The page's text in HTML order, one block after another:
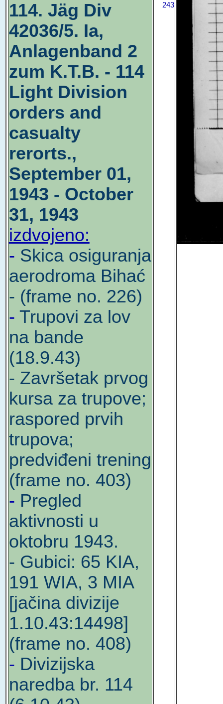
114. Jäg Div
42036/5. Ia,
Anlagenband 2
zum K.T.B. - 114
Light Division
orders and
casualty
rerorts.,
September 01,
1943 - October
31, 1943
izdvojeno:
- Skica osiguranja
aerodroma Bihać
- (frame no. 226)
- Trupovi za lov
na bande
(18.9.43)
- Završetak prvog
kursa za trupove;
raspored prvih
trupova;
predviđeni trening
(frame no. 403)
- Pregled
aktivnosti u
oktobru 1943.
- Gubici: 65 KIA,
191 WIA, 3 MIA
[jačina divizije
1.10.43:14498]
(frame no. 408)
- Divizijska
naredba br. 114
243